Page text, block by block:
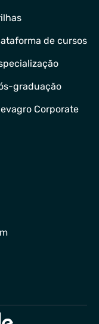
de cursos
graduação
Corporate